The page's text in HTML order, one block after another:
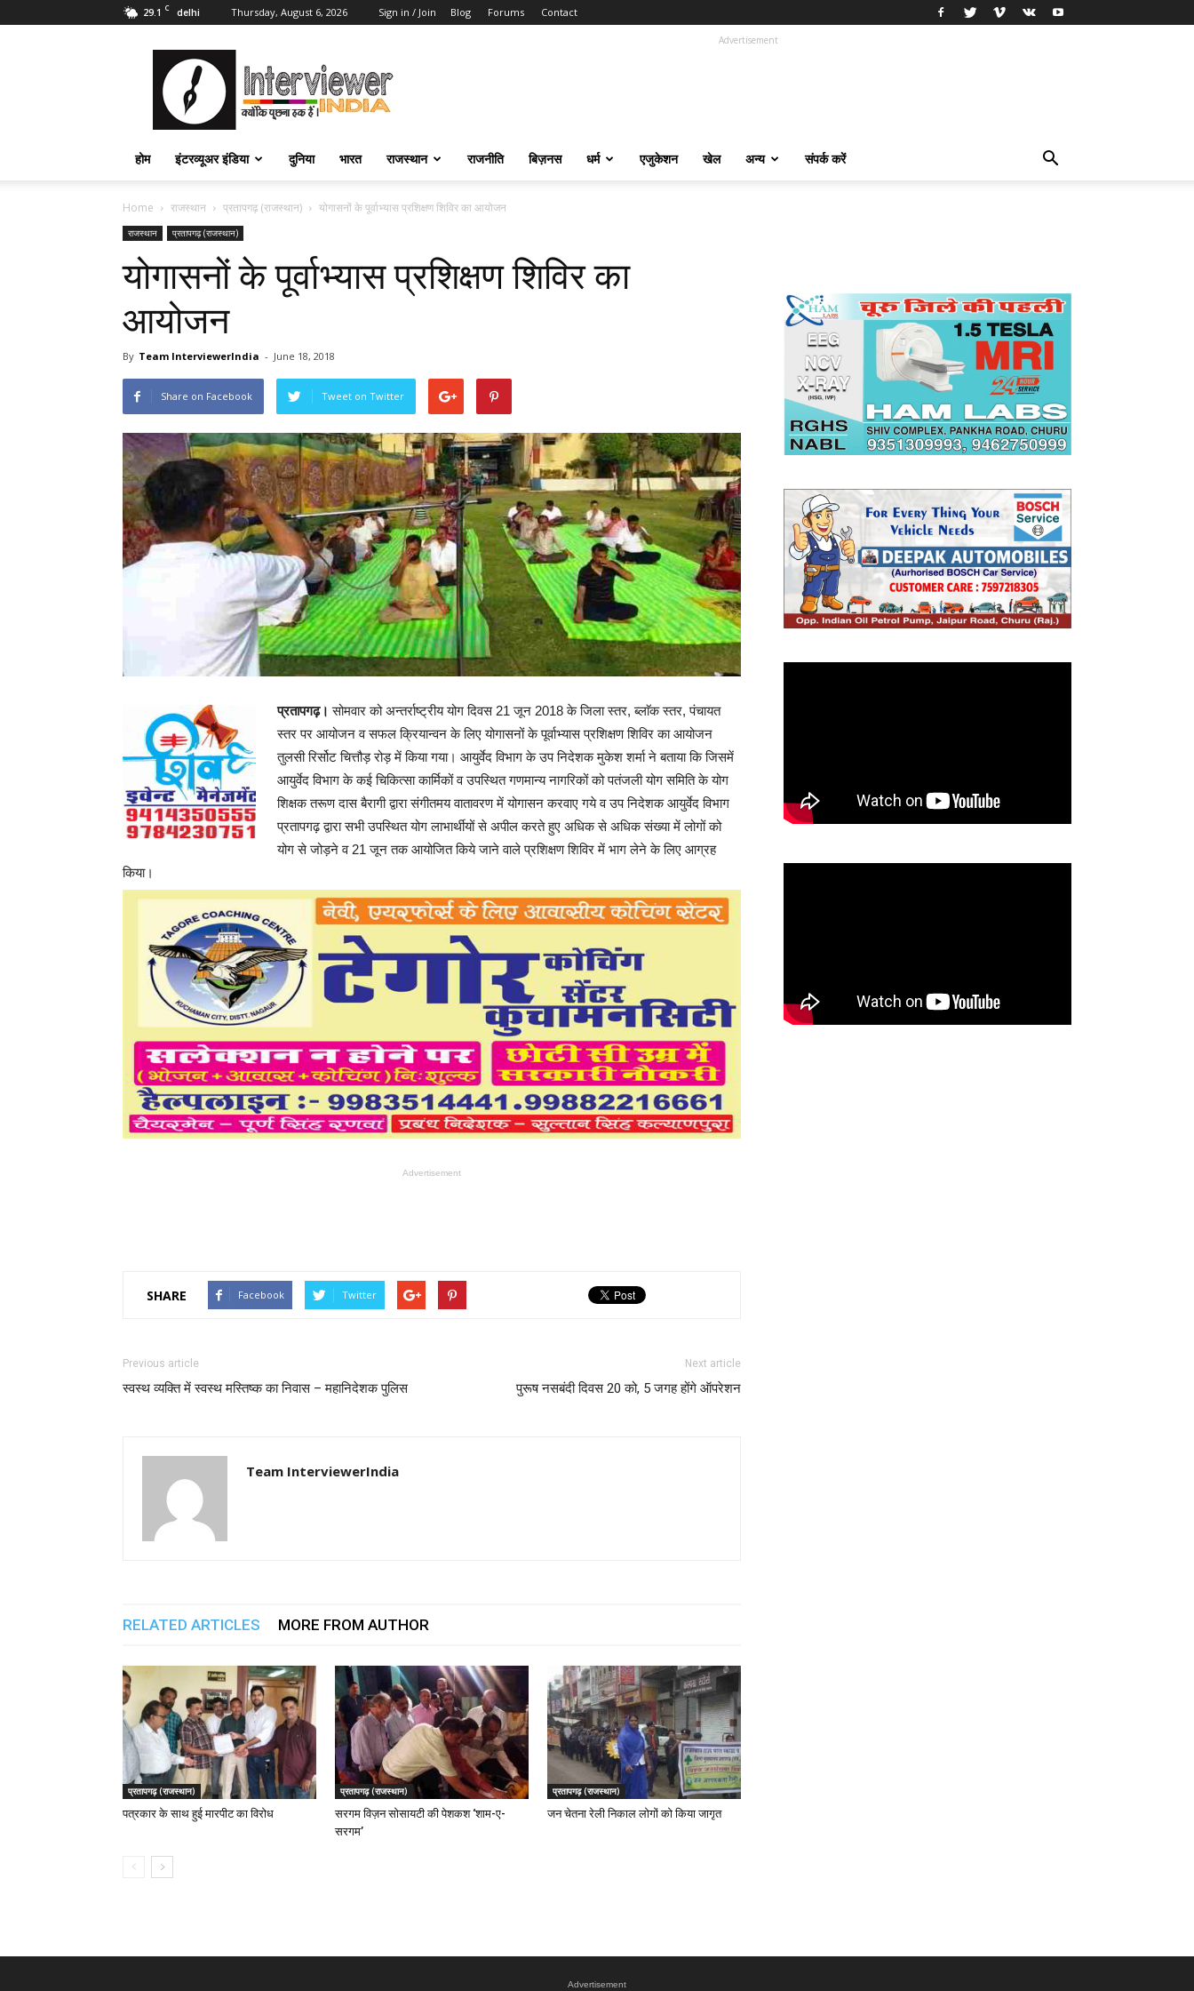
29.1 C delhi Thursday, August 6, 2026 Sign in / Join Blog Forums Contact
Interviewer
India
इंटरव्यूअर
इंडिया
Advertisement
होम इंटरव्यूअर इंडिया दुनिया भारत राजस्थान राजनीति बिज़नस धर्म एजुकेशन खेल अन्य संपर्क करें
Home राजस्थान प्रतापगढ़ (राजस्थान) योगासनों के पूर्वाभ्यास प्रशिक्षण शिविर का आयोजन
राजस्थान प्रतापगढ़ (राजस्थान)
योगासनों के पूर्वाभ्यास प्रशिक्षण शिविर का
आयोजन
By Team InterviewerIndia - June 18, 2018
Share on Facebook Tweet on Twitter
प्रतापगढ़। सोमवार को अन्तर्राष्ट्रीय योग दिवस 21 जून 2018 के जिला स्तर, ब्लाॅक स्तर, पंचायत
स्तर पर आयोजन व सफल क्रियान्वन के लिए योगासनों के पूर्वाभ्यास प्रशिक्षण शिविर का आयोजन
तुलसी रिर्सोट चित्तौड़ रोड़ में किया गया। आयुर्वेद विभाग के उप निदेशक मुकेश शर्मा ने बताया कि जिसमें
आयुर्वेद विभाग के कई चिकित्सा कार्मिकों व उपस्थित गणमान्य नागरिकों को पतंजली योग समिति के योग
शिक्षक तरूण दास बैरागी द्वारा संगीतमय वातावरण में योगासन करवाए गये व उप निदेशक आयुर्वेद विभाग
प्रतापगढ़ द्वारा सभी उपस्थित योग लाभार्थीयों से अपील करते हुए अधिक से अधिक संख्या में लोगों को
योग से जोड़ने व 21 जून तक आयोजित किये जाने वाले प्रशिक्षण शिविर में भाग लेने के लिए आग्रह
किया।
Advertisement
SHARE Facebook Twitter
Previous article
स्वस्थ व्यक्ति में स्वस्थ मस्तिष्क का निवास – महानिदेशक पुलिस
Next article
पुरूष नसबंदी दिवस 20 को, 5 जगह होंगे ऑपरेशन
Team InterviewerIndia
RELATED ARTICLES MORE FROM AUTHOR
प्रतापगढ़ (राजस्थान)
पत्रकार के साथ हुई मारपीट का विरोध
प्रतापगढ़ (राजस्थान)
सरगम विज़न सोसायटी की पेशकश ‘शाम-ए-
सरगम’
प्रतापगढ़ (राजस्थान)
जन चेतना रेली निकाल लोगों को किया जागृत
Advertisement